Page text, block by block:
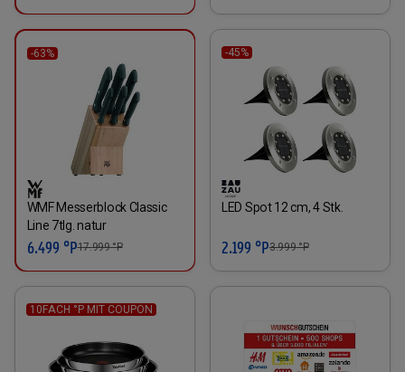
-63%
WMF Messerblock Classic
Line 7tlg. natur
6.499 °P17.999°P
-45%
LED Spot 12 cm, 4 Stk.
2.199 °P3.999°P
10FACH °P MIT COUPON